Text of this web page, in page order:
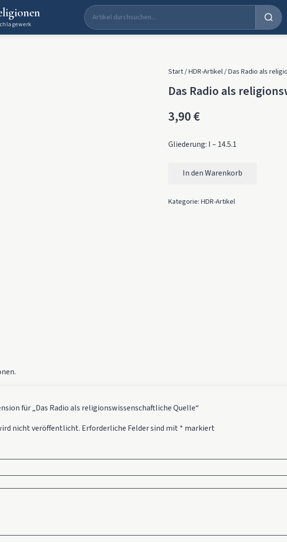
Start/HDR-Artikel/ Das Radio als
Das Radio als
3,90€
Gliederung: I – 14.5.1
Das Radio als
In den Warenkorb
Kategorie:HDR-Artikel
für „Das Radio als religionswissenschaftliche Quelle“
nicht veröffentlicht. Erforderliche Felder sind mit * markiert